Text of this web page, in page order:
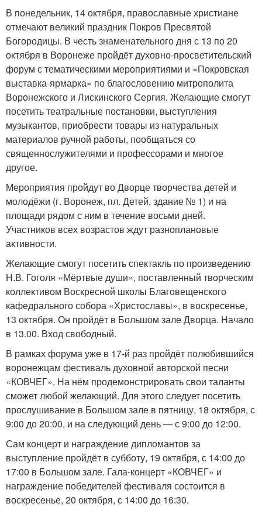
В понедельник, 14 октября, православные христиане
отмечают великий праздник Покров Пресвятой
Богородицы. В честь знаменательного дня с 13 по 20
октября в Воронеже пройдёт духовно-просветительский
форум с тематическими мероприятиями и «Покровская
выставка-ярмарка» по благословению митрополита
Воронежского и Лискинского Сергия. Желающие смогут
посетить театральные постановки, выступления
музыкантов, приобрести товары из натуральных
материалов ручной работы, пообщаться со
священнослужителями и профессорами и многое
другое.
Мероприятия пройдут во Дворце творчества детей и
молодёжи (г. Воронеж, пл. Детей, здание № 1) и на
площади рядом с ним в течение восьми дней.
Участников всех возрастов ждут разноплановые
активности.
Желающие смогут посетить спектакль по произведению
Н.В. Гоголя «Мёртвые души», поставленный творческим
коллективом Воскресной школы Благовещенского
кафедрального собора «Христославы», в воскресенье,
13 октября. Он пройдёт в Большом зале Дворца. Начало
в 13.00. Вход свободный.
В рамках форума уже в 17-й раз пройдёт полюбившийся
воронежцам фестиваль духовной авторской песни
«КОВЧЕГ». На нём продемонстрировать свои таланты
сможет любой желающий. Для этого следует посетить
прослушивание в Большом зале в пятницу, 18 октября, с
9:00 до 20:00, и на следующий день — с 9:00 до 12:00.
Сам концерт и награждение дипломантов за
выступление пройдёт в субботу, 19 октября, с 14:00 до
17:00 в Большом зале. Гала-концерт «КОВЧЕГ» и
награждение победителей фестиваля состоится в
воскресенье, 20 октября, с 14:00 до 16:30.